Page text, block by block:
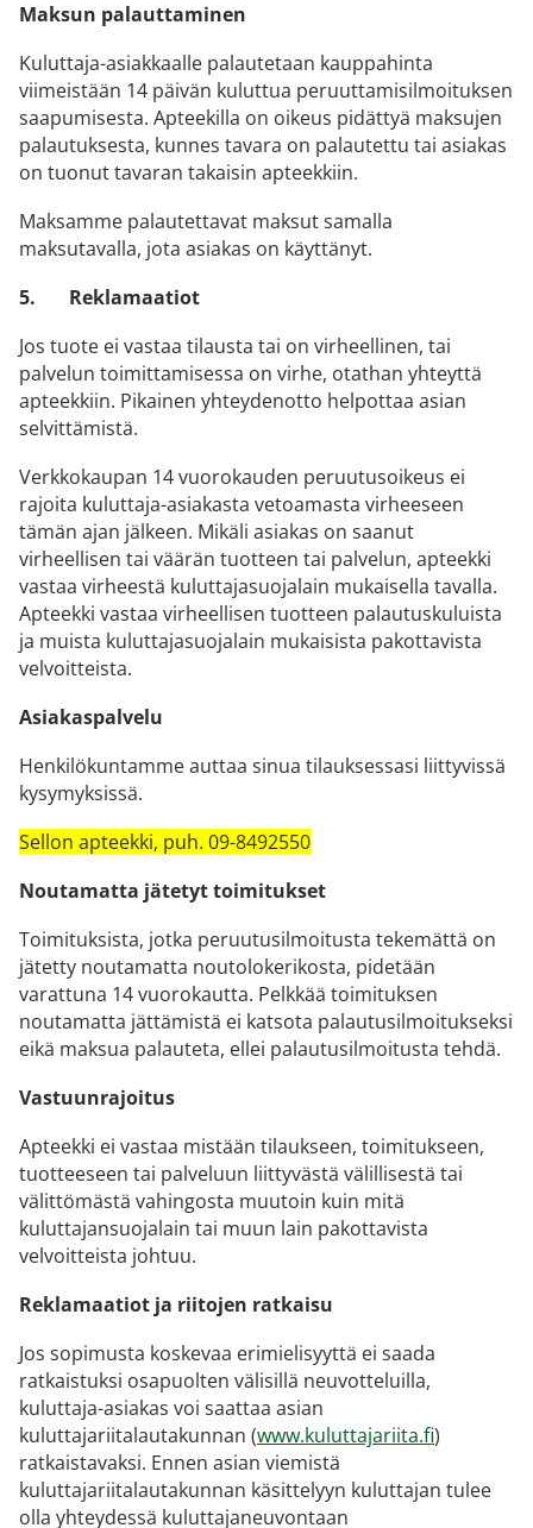
Maksun palauttaminen
Kuluttaja-asiakkaalle palautetaan kauppahinta
viimeistään 14 päivän kuluttua peruuttamisilmoituksen
saapumisesta. Apteekilla on oikeus pidättyä maksujen
palautuksesta, kunnes tavara on palautettu tai asiakas
on tuonut tavaran takaisin apteekkiin.
Maksamme palautettavat maksut samalla
maksutavalla, jota asiakas on käyttänyt.
5. Reklamaatiot
Jos tuote ei vastaa tilausta tai on virheellinen, tai
palvelun toimittamisessa on virhe, otathan yhteyttä
apteekkiin. Pikainen yhteydenotto helpottaa asian
selvittämistä.
Verkkokaupan 14 vuorokauden peruutusoikeus ei
rajoita kuluttaja-asiakasta vetoamasta virheeseen
tämän ajan jälkeen. Mikäli asiakas on saanut
virheellisen tai väärän tuotteen tai palvelun, apteekki
vastaa virheestä kuluttajasuojalain mukaisella tavalla.
Apteekki vastaa virheellisen tuotteen palautuskuluista
ja muista kuluttajasuojalain mukaisista pakottavista
velvoitteista.
Asiakaspalvelu
Henkilökuntamme auttaa sinua tilauksessasi liittyvissä
kysymyksissä.
Sellon apteekki, puh. 09-8492550
Noutamatta jätetyt toimitukset
Toimituksista, jotka peruutusilmoitusta tekemättä on
jätetty noutamatta noutolokerikosta, pidetään
varattuna 14 vuorokautta. Pelkkää toimituksen
noutamatta jättämistä ei katsota palautusilmoitukseksi
eikä maksua palauteta, ellei palautusilmoitusta tehdä.
Vastuunrajoitus
Apteekki ei vastaa mistään tilaukseen, toimitukseen,
tuotteeseen tai palveluun liittyvästä välillisestä tai
välittömästä vahingosta muutoin kuin mitä
kuluttajansuojalain tai muun lain pakottavista
velvoitteista johtuu.
Reklamaatiot ja riitojen ratkaisu
Jos sopimusta koskevaa erimielisyyttä ei saada
ratkaistuksi osapuolten välisillä neuvotteluilla,
kuluttaja-asiakas voi saattaa asian
kuluttajariitalautakunnan (www.kuluttajariita.fi)
ratkaistavaksi. Ennen asian viemistä
kuluttajariitalautakunnan käsittelyyn kuluttajan tulee
olla yhteydessä kuluttajaneuvontaan